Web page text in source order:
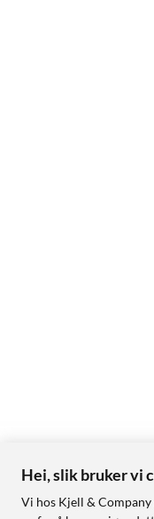
Hei, slik bruker vi
Vi hos Kjell & Company